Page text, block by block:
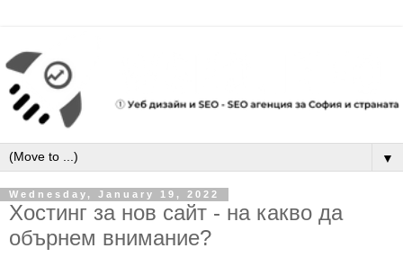
▼
Wednesday, January 19, 2022
Хостинг за нов сайт - на какво да
обърнем внимание?